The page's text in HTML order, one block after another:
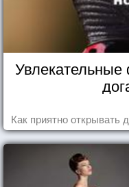
Как приятно открывать